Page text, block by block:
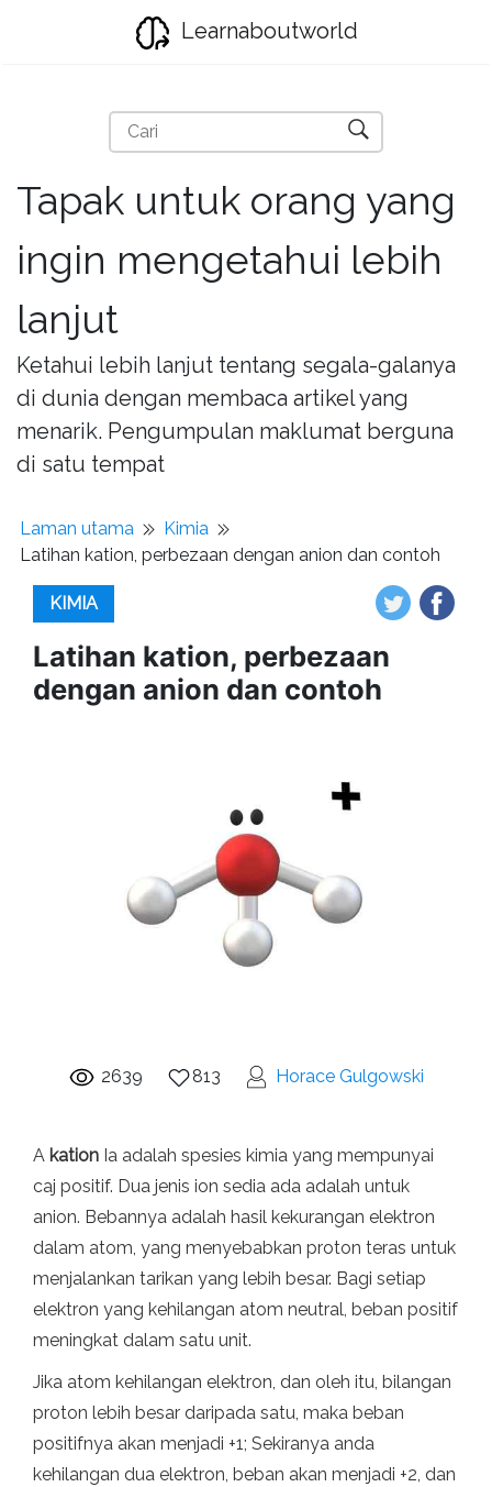
Learnaboutworld
Tapak untuk orang yang
ingin mengetahui lebih
lanjut
Ketahui lebih lanjut tentang segala-galanya
di dunia dengan membaca artikel yang
menarik. Pengumpulan maklumat berguna
di satu tempat
Laman utama
Kimia
Latihan kation, perbezaan dengan anion dan contoh
KIMIA
Latihan kation, perbezaan
dengan anion dan contoh
2639 813 Horace Gulgowski
A kation Ia adalah spesies kimia yang mempunyai
caj positif. Dua jenis ion sedia ada adalah untuk
anion. Bebannya adalah hasil kekurangan elektron
dalam atom, yang menyebabkan proton teras untuk
menjalankan tarikan yang lebih besar. Bagi setiap
elektron yang kehilangan atom neutral, beban positif
meningkat dalam satu unit.
Jika atom kehilangan elektron, dan oleh itu, bilangan
proton lebih besar daripada satu, maka beban
positifnya akan menjadi +1; Sekiranya anda
kehilangan dua elektron, beban akan menjadi +2, dan